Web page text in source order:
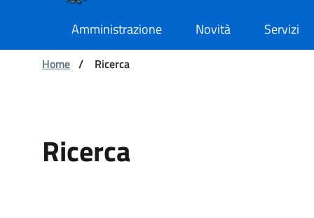
Amministrazione Novità
Servizi
Ti trovi in:
Home / Ricerca
Ricerca